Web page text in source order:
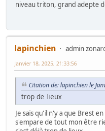
niveau triton, grand adepte
lapinchien
admin
Janvier 18, 2025, 21:33:56
Citation de: lapinchien le
trop de lieux
Je sais qu'il n'y a que Brest
s'empare de tout mon être